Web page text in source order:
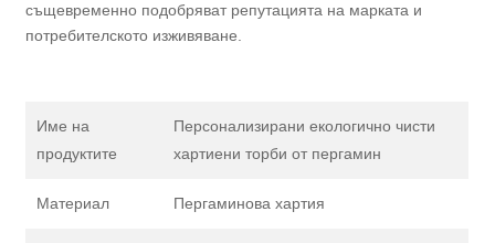
същевременно подобряват репутацията на марката и
потребителското изживяване.
Име на
продуктите
Персонализирани екологично чисти
хартиени торби от пергамин
Материал Пергаминова хартия